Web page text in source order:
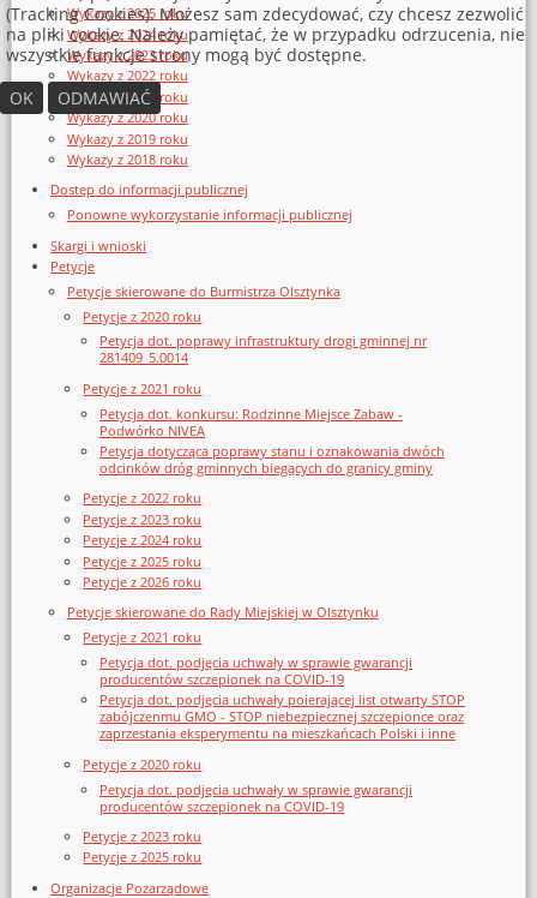
Wykazy z 2025 roku
Wykazy z 2024 roku
Wykazy z 2023 roku
Wykazy z 2022 roku
Wykazy z 2021 roku
Wykazy z 2020 roku
Wykazy z 2019 roku
Wykazy z 2018 roku
Dostęp do informacji publicznej
Ponowne wykorzystanie informacji publicznej
Skargi i wnioski
Petycje
Petycje skierowane do Burmistrza Olsztynka
Petycje z 2020 roku
Petycja dot. poprawy infrastruktury drogi gminnej nr
281409_5.0014
Petycje z 2021 roku
Petycja dot. konkursu: Rodzinne Miejsce Zabaw -
Podwórko NIVEA
Petycja dotycząca poprawy stanu i oznakowania dwóch
odcinków dróg gminnych biegących do granicy gminy
Petycje z 2022 roku
Petycje z 2023 roku
Petycje z 2024 roku
Petycje z 2025 roku
Petycje z 2026 roku
Petycje skierowane do Rady Miejskiej w Olsztynku
Petycje z 2021 roku
Petycja dot. podjęcia uchwały w sprawie gwarancji
producentów szczepionek na COVID-19
Petycja dot. podjęcia uchwały poierającej list otwarty STOP
zabójczenmu GMO - STOP niebezpiecznej szczepionce oraz
zaprzestania eksperymentu na mieszkańcach Polski i inne
Petycje z 2020 roku
Petycja dot. podjęcia uchwały w sprawie gwarancji
producentów szczepionek na COVID-19
Petycje z 2023 roku
Petycje z 2025 roku
Organizacje Pozarządowe
(Tracking Cookies). Możesz sam zdecydować, czy chcesz zezwolić
na pliki cookie. Należy pamiętać, że w przypadku odrzucenia, nie
wszystkie funkcje strony mogą być dostępne.
OK
ODMAWIAĆ